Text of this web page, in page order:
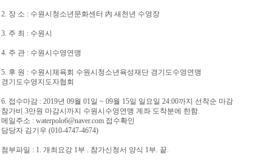
2. 장 소 : 수원시청소년문화센터 內 새천년 수영장
3. 주 최 : 수원시
4. 주 관 : 수원시수영연맹
5. 후 원 : 수원시체육회 수원시청소년육성재단 경기도수영연맹
경기도수영지도자협회
6. 접수마감 : 2019년 09월 01일 ~ 09월 15일 일요일 24:00까지 선착순 마감
참가비 3만원 마감시까지 수원시수영연맹 계좌 도착분에 한함.
메일주소 : waterpolo6@naver.com 접수확인
담당자 김기우 (010-4747-4674)
첨부파일 : 1. 개최요강 1부 . 참가신청서 양식 1부. 끝.